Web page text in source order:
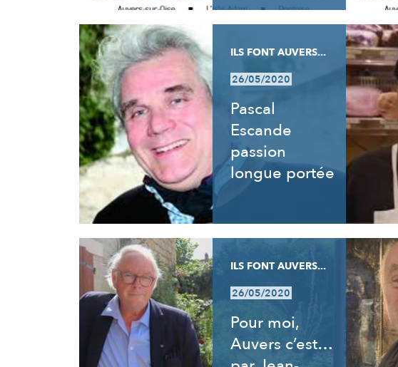
ILS FONT AUVERS...
26/05/2020
Pascal
Escande
passion
longue portée
ILS FONT AUVERS...
26/05/2020
Pour moi,
Auvers c’est…